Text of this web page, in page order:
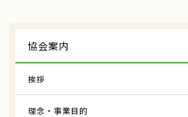
協会案内
挨拶
理念・事業目的